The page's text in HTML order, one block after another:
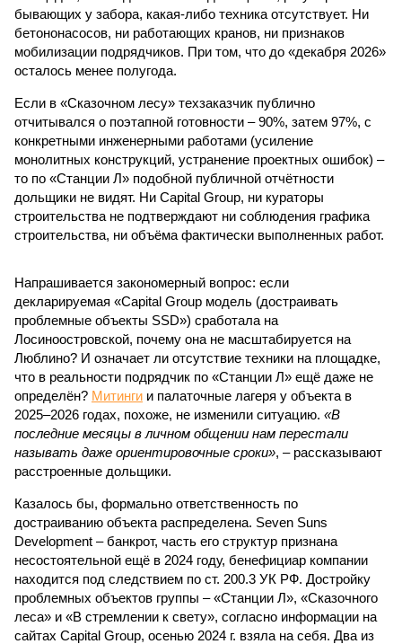
бывающих у забора, какая-либо техника отсутствует. Ни
бетононасосов, ни работающих кранов, ни признаков
мобилизации подрядчиков. При том, что до «декабря 2026»
осталось менее полугода.
Если в «Сказочном лесу» техзаказчик публично
отчитывался о поэтапной готовности – 90%, затем 97%, с
конкретными инженерными работами (усиление
монолитных конструкций, устранение проектных ошибок) –
то по «Станции Л» подобной публичной отчётности
дольщики не видят. Ни Capital Group, ни кураторы
строительства не подтверждают ни соблюдения графика
строительства, ни объёма фактически выполненных работ.
Напрашивается закономерный вопрос: если
декларируемая «Capital Group модель (достраивать
проблемные объекты SSD») сработала на
Лосиноостровской, почему она не масштабируется на
Люблино? И означает ли отсутствие техники на площадке,
что в реальности подрядчик по «Станции Л» ещё даже не
определён? Митинги и палаточные лагеря у объекта в
2025–2026 годах, похоже, не изменили ситуацию. «В
последние месяцы в личном общении нам перестали
называть даже ориентировочные сроки», – рассказывают
расстроенные дольщики.
Казалось бы, формально ответственность по
достраиванию объекта распределена. Seven Suns
Development – банкрот, часть его структур признана
несостоятельной ещё в 2024 году, бенефициар компании
находится под следствием по ст. 200.3 УК РФ. Достройку
проблемных объектов группы – «Станции Л», «Сказочного
леса» и «В стремлении к свету», согласно информации на
сайтах Capital Group, осенью 2024 г. взяла на себя. Два из